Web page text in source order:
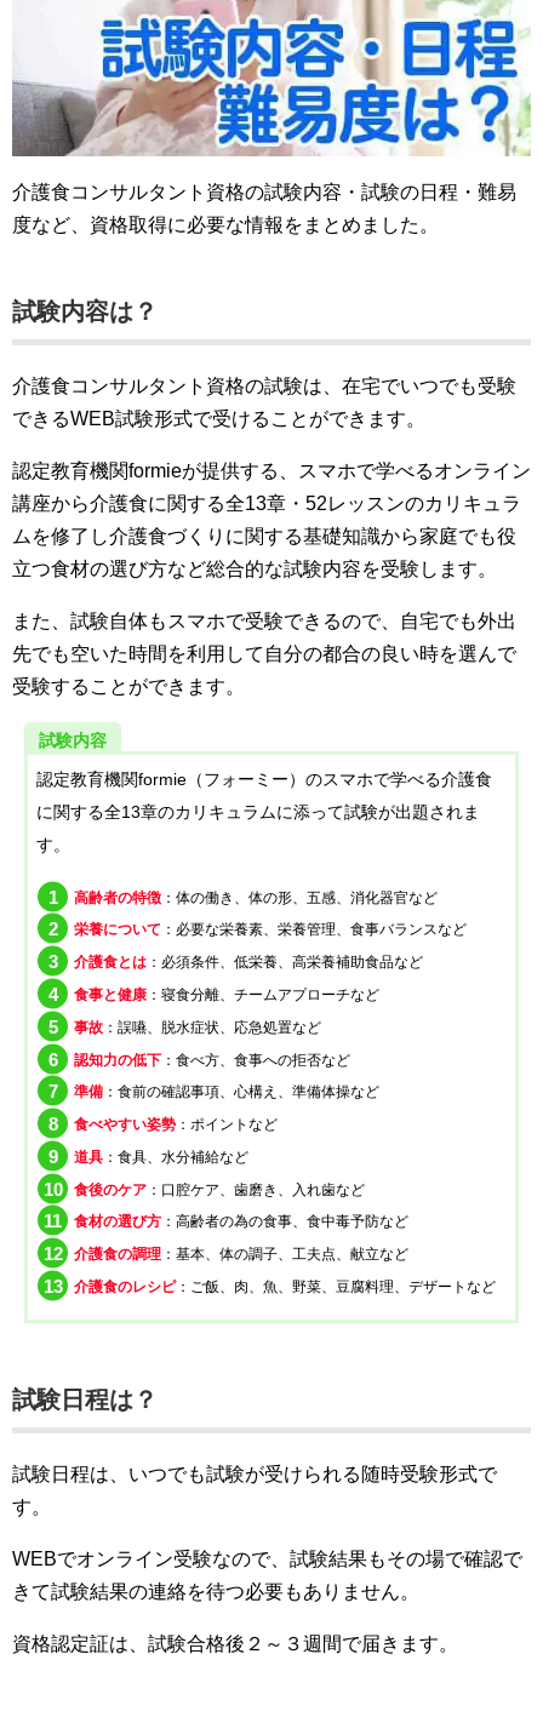
介護食コンサルタント資格の試験内容・試験の日程・難易
度など、資格取得に必要な情報をまとめました。
試験内容は？
介護食コンサルタント資格の試験は、在宅でいつでも受験
できるWEB試験形式で受けることができます。
認定教育機関formieが提供する、スマホで学べるオンライン
講座から介護食に関する全13章・52レッスンのカリキュラ
ムを修了し介護食づくりに関する基礎知識から家庭でも役
立つ食材の選び方など総合的な試験内容を受験します。
また、試験自体もスマホで受験できるので、自宅でも外出
先でも空いた時間を利用して自分の都合の良い時を選んで
受験することができます。
試験内容
認定教育機関formie（フォーミー）のスマホで学べる介護食
に関する全13章のカリキュラムに添って試験が出題されま
す。
高齢者の特徴 ：体の働き、体の形、五感、消化器官など
栄養について ：必要な栄養素、栄養管理、食事バランスなど
介護食とは ：必須条件、低栄養、高栄養補助食品など
食事と健康 ：寝食分離、チームアプローチなど
事故 ：誤嚥、脱水症状、応急処置など
認知力の低下 ：食べ方、食事への拒否など
準備 ：食前の確認事項、心構え、準備体操など
食べやすい姿勢 ：ポイントなど
道具 ：食具、水分補給など
食後のケア ：口腔ケア、歯磨き、入れ歯など
食材の選び方 ：高齢者の為の食事、食中毒予防など
介護食の調理 ：基本、体の調子、工夫点、献立など
介護食のレシピ：ご飯、肉、魚、野菜、豆腐料理、デザートなど
試験日程は？
試験日程は、いつでも試験が受けられる随時受験形式で
す。
WEBでオンライン受験なので、試験結果もその場で確認で
きて試験結果の連絡を待つ必要もありません。
資格認定証は、試験合格後２～３週間で届きます。